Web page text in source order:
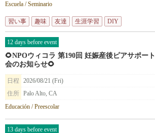
Escuela / Seminario
習い事 趣味 友達 生涯学習 DIY
12 days before event
🌻NPOウィコラ 第190回 妊娠産後ピアサポート
会のお知らせ🌻
日程
2026/08/21 (Fri)
住所 Palo Alto, CA
Educación / Preescolar
13 days before event